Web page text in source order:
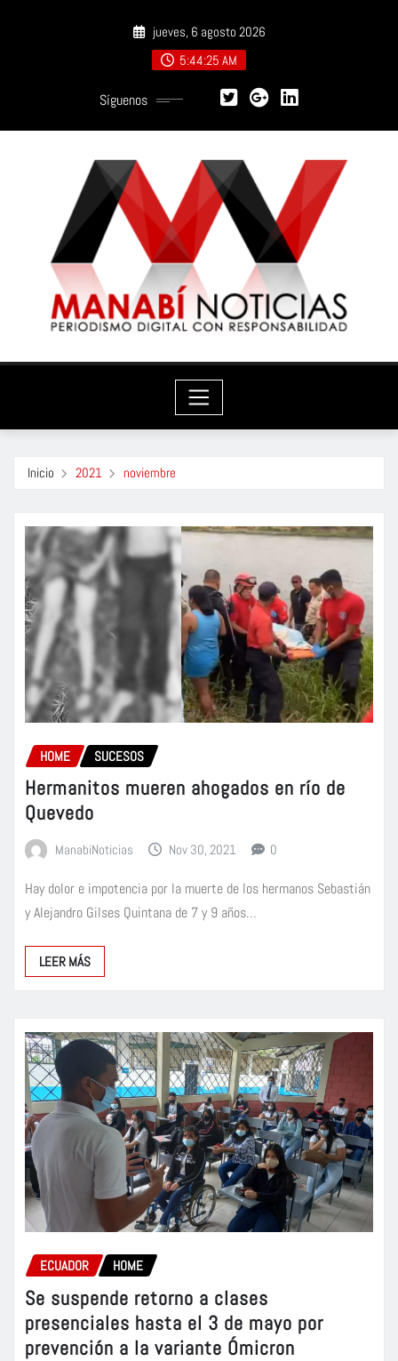
jueves, 6 agosto 2026
5:44:26 AM
Síguenos
Inicio 2021 noviembre
HOME SUCESOS
Hermanitos mueren ahogados en río de
Quevedo
ManabiNoticias Nov 30, 2021 0
Hay dolor e impotencia por la muerte de los hermanos Sebastián
y Alejandro Gilses Quintana de 7 y 9 años…
LEER MÁS
ECUADOR HOME
Se suspende retorno a clases
presenciales hasta el 3 de mayo por
prevención a la variante Ómicron